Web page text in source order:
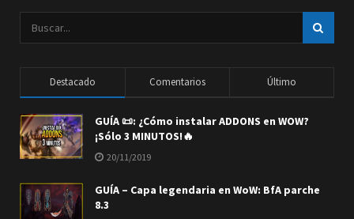
Destacado Comentarios Último
GUÍA 📜: ¿Cómo instalar ADDONS en WOW?
¡Sólo 3 MINUTOS!🔥
20/11/2019
GUÍA – Capa legendaria en WoW: BfA parche
8.3